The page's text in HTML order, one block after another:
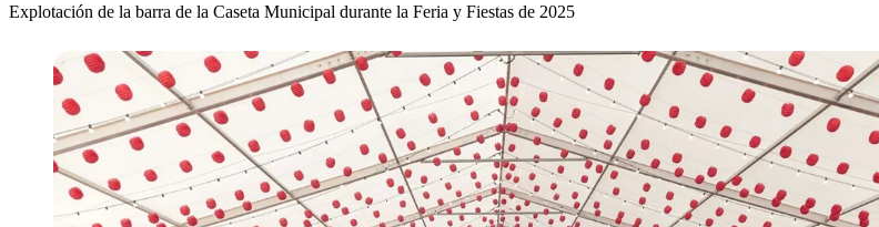
Explotación de la barra de la Caseta Municipal durante la Feria y Fiestas de 2025